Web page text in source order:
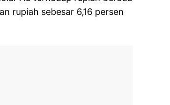
rupiah sebesar 6,16 persen